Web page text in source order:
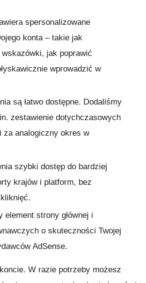
spersonalizowane
konta – takie jak
jak poprawić
wprowadzić w
są łatwo dostępne. Dodaliśmy
zestawienie dotychczasowych
za analogiczny okres w
szybki dostęp do bardziej
krajów i platform, bez
element strony głównej i
o skuteczności Twojej
AdSense.
W razie potrzeby możesz